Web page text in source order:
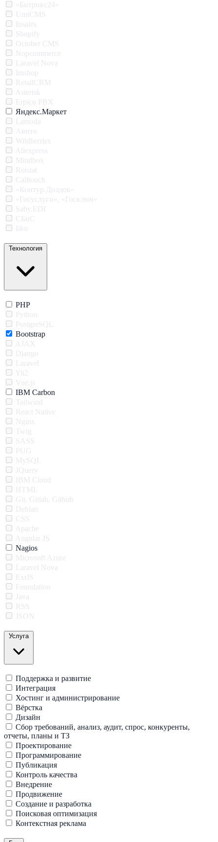
«Битрикс24»
UmiCMS
Insales
Shopify
October CMS
Nopcommerce
Laravel Nova
Imshop
RetailCRM
Asterisk
Erpico PBX
Яндекс.Маркет
Lamoda
Авито
Wildberries
Aliexpress
Mindbox
Roistat
Calltouch
«Контур.Диадок»
«Госуслуги», «Госключ»
Saby.EDI
СБиС
Iiko
Технология
PHP
Python
PostgreSQL
Bootstrap
AJAX
Django
Laravel
Yii2
Vue.js
IBM Carbon
Tailwind
React Native
Nginx
Twig
SASS
PUG
MySQL
JQuery
IBM Cloud
HTML
Git, Gitlab, Github
Debian
CSS
Apache
Angular JS
Nagios
Microsoft Azure
Laravel Nova
ExtJS
Foundation
Java
RSS
JSON
Услуга
Поддержка и развитие
Интеграция
Хостинг и администрирование
Вёрстка
Дизайн
Сбор требований, анализ, аудит, спрос, конкуренты,
отчеты, планы и ТЗ
Проектирование
Программирование
Публикация
Контроль качества
Внедрение
Продвижение
Создание и разработка
Поисковая оптимизация
Контекстная реклама